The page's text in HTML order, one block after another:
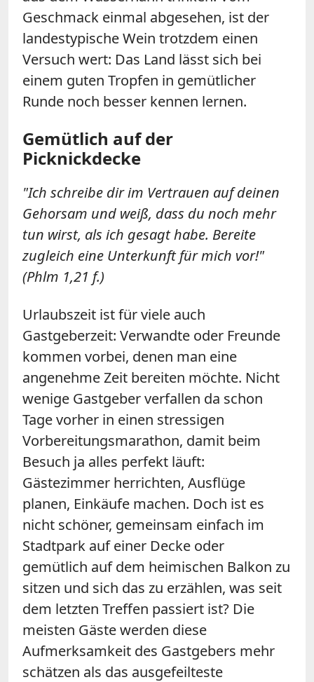
Geschmack einmal abgesehen, ist der
landestypische Wein trotzdem einen
Versuch wert: Das Land lässt sich bei
einem guten Tropfen in gemütlicher
Runde noch besser kennen lernen.
Gemütlich auf der
Picknickdecke
"Ich schreibe dir im Vertrauen auf deinen
Gehorsam und weiß, dass du noch mehr
tun wirst, als ich gesagt habe. Bereite
zugleich eine Unterkunft für mich vor!"
(Phlm 1,21 f.)
Urlaubszeit ist für viele auch
Gastgeberzeit: Verwandte oder Freunde
kommen vorbei, denen man eine
angenehme Zeit bereiten möchte. Nicht
wenige Gastgeber verfallen da schon
Tage vorher in einen stressigen
Vorbereitungsmarathon, damit beim
Besuch ja alles perfekt läuft:
Gästezimmer herrichten, Ausflüge
planen, Einkäufe machen. Doch ist es
nicht schöner, gemeinsam einfach im
Stadtpark auf einer Decke oder
gemütlich auf dem heimischen Balkon zu
sitzen und sich das zu erzählen, was seit
dem letzten Treffen passiert ist? Die
meisten Gäste werden diese
Aufmerksamkeit des Gastgebers mehr
schätzen als das ausgefeilteste